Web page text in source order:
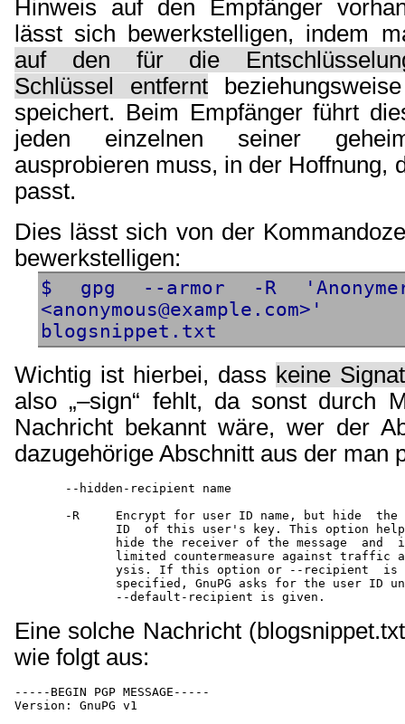
Hinweis auf den Empfänger
lässt sich bewerkstelligen, indem
auf den für die
Schlüssel entfernt
speichert. Beim Empfänger führt
jeden einzelnen seiner
ausprobieren muss, in der Hoffnung,
passt.
Dies lässt sich von der
bewerkstelligen:
$ gpg --armor -R 'Anonymer
blogsnippet.txt
Wichtig ist hierbei, dass keine
also „–sign“ fehlt, da sonst durch
Nachricht bekannt wäre, wer der
dazugehörige Abschnitt aus der man
       --hidden-recipient name
-R     Encrypt for user ID name, but hide  the
ID  of this user's key. This option
hide the receiver of the message  and
limited countermeasure against traffic
ysis. If this option or --recipient  is
specified, GnuPG asks for the user ID
Eine solche Nachricht
wie folgt aus:
-----BEGIN PGP MESSAGE-----
Version: GnuPG v1